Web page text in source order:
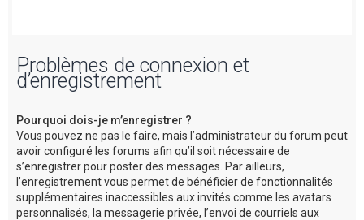
Problèmes de connexion et
d’enregistrement
Pourquoi dois-je m’enregistrer ?
Vous pouvez ne pas le faire, mais l’administrateur du forum peut
avoir configuré les forums afin qu’il soit nécessaire de
s’enregistrer pour poster des messages. Par ailleurs,
l’enregistrement vous permet de bénéficier de fonctionnalités
supplémentaires inaccessibles aux invités comme les avatars
personnalisés, la messagerie privée, l’envoi de courriels aux